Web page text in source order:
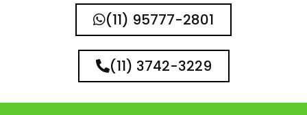
(11) 95777-2801
(11) 3742-3229